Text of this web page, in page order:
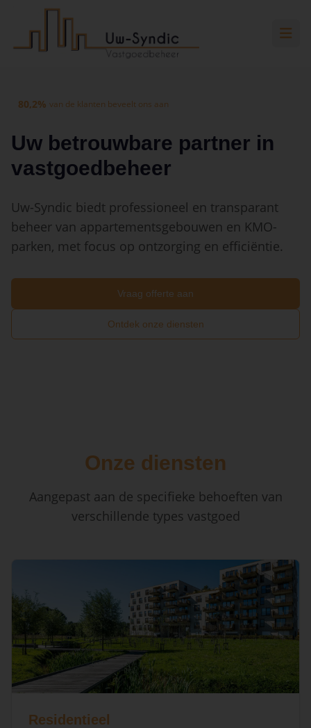
Spring naar hoofdinhoud
Spring naar hoofdinhoud
80,2% van de klanten beveelt ons aan
Uw betrouwbare partner in
vastgoedbeheer
Uw-Syndic biedt professioneel en transparant
beheer van appartementsgebouwen en KMO-
parken, met focus op ontzorging en efficiëntie.
Vraag offerte aan
Ontdek onze diensten
Onze diensten
Aangepast aan de specifieke behoeften van
verschillende types vastgoed
Residentieel